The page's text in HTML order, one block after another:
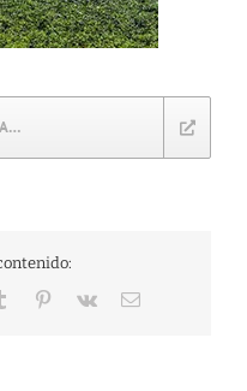
Tumblr Pinterest
Vk
Correo